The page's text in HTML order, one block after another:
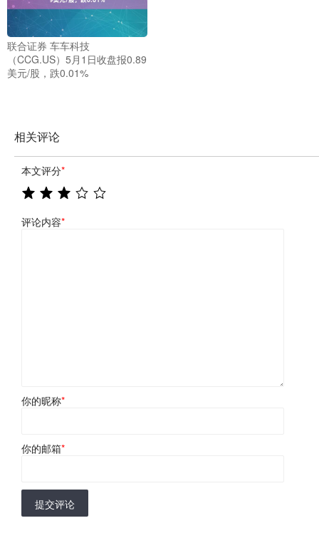
联合证券 车车科技
（CCG.US）5月1日收盘报0.89
美元/股，跌0.01%
相关评论
本文评分*
评论内容*
你的昵称*
你的邮箱*
提交评论